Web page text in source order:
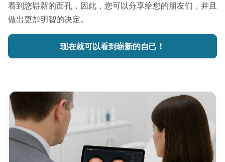
看到您崭新的面孔，因此，您可以分享给您的朋友们，并且
做出更加明智的决定。
现在就可以看到崭新的自己！